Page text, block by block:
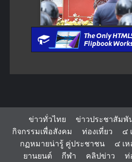
ข่าวทั่วไทย ข่าวประชาสัมพั
กิจกรรมเพื่อสังคม
ท่องเที่ยว ๔
กฏหมายน่ารู้ คู่ประชาชน
๔ เ
ยานยนต์
กีฬา คลิปข่าว ท่